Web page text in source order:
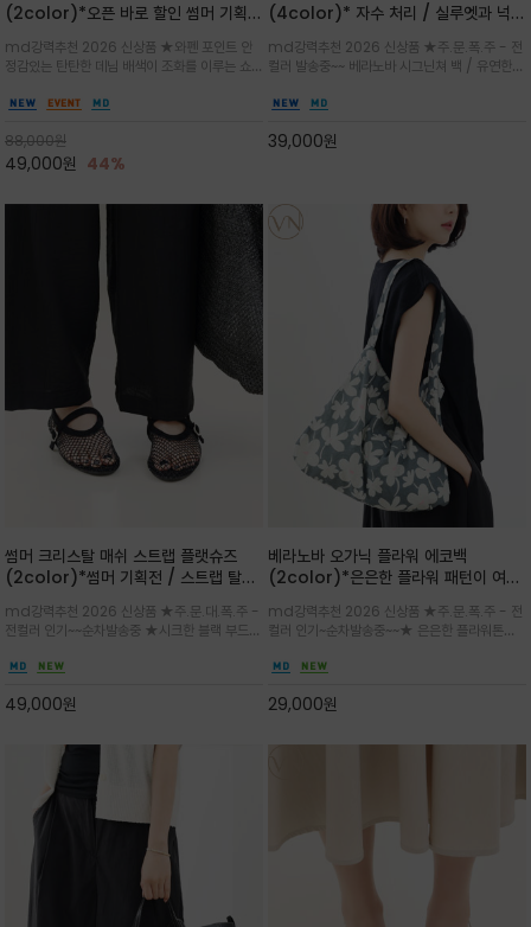
(2color)*오픈 바로 할인 썸머 기획
말 모임룩, 여행룩까지 ~
md강력추천 2026 신상품 ★와펜 포인트 안
정감있는 탄탄한 데님 배색이 조화를 이루는 쇼
클래식한 네이비·아이보리 스트라이프와 산뜻한
88,000원
49,000원 44%
(4color)* 자수 처리 / 실루엣과 넉넉
셜 숄더백
md강력추천 2026 신상품 ★주.문.폭.주 - 전
컬러 발송중~~ 베라노바 시그닌쳐 백 / 유연한
설계로 어깨의 피로도를 낮춰 편안한 착용/가볍
리 숄더백
39,000원
썸머 크리스탈 매쉬 스트랩 플랫슈즈
(2color)*썸머 기획전 / 스트랩 탈착
세한 메쉬 짜임 위로 은은하게 반짝이는
크리스탈 디테일을 더한 플랫슈즈
md강력추천 2026 신상품 ★주.문.대.폭.주 -
전컬러 인기~~순차발송중 ★시크한 블랙 부드러
하게 좋으며 가볍고 시원해 데일리 만능 아이템 /
49,000원
베라노바 오가닉 플라워 에코백
(2color)*은은한 플라워 패턴이 여름
코백
md강력추천 2026 신상품 ★주.문.폭.주 - 전
컬러 인기~순차발송중~~★ 은은한 플라워톤이
고급스럽게 내추럴한 감성의 천연 오가닉 코튼소
해져 완성
29,000원